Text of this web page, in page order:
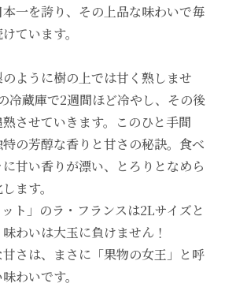
一を誇り、その上品な味わいで毎
ています。
ように樹の上では甘く熟しませ
冷蔵庫で2週間ほど冷やし、その後
させていきます。このひと手間
の芳醇な香りと甘さの秘訣。食べ
甘い香りが漂い、とろりとなめら
ます。
ット」のラ・フランスは2Lサイズと
わいは大玉に負けません！
さは、まさに「果物の女王」と呼
わいです。